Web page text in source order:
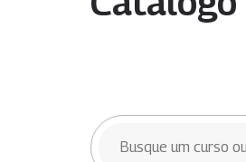
BUSCAR CURSOS